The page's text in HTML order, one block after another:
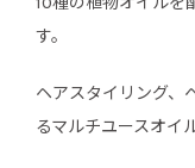
す。
ヘアスタイリング、
るマルチユースオイ